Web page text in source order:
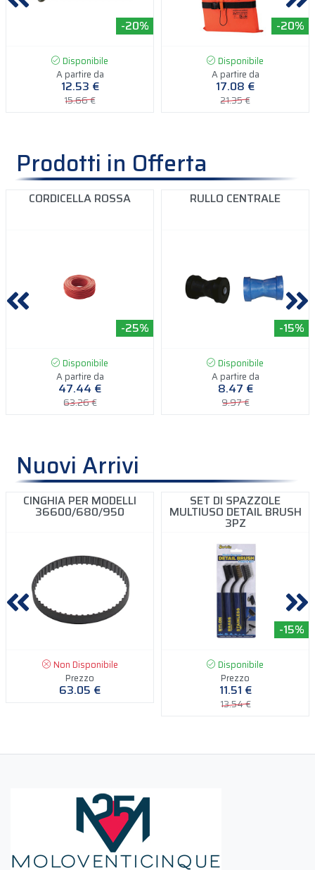
-20%
Disponibile
A partire da
12.53 €
15.66 €
-20%
Disponibile
A partire da
17.08 €
21.35 €
Prodotti in Offerta
CORDICELLA ROSSA
-25%
Disponibile
A partire da
47.44 €
63.26 €
RULLO CENTRALE
-15%
Disponibile
A partire da
8.47 €
9.97 €
Nuovi Arrivi
CINGHIA PER MODELLI
36600/680/950
Non Disponibile
Prezzo
63.05 €
SET DI SPAZZOLE
MULTIUSO DETAIL BRUSH
3PZ
-15%
Disponibile
Prezzo
11.51 €
13.54 €